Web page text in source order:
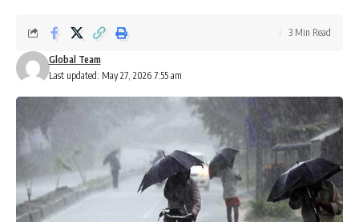
Last updated: May 27, 2026 7:55 am
Global Team
3 Min Read